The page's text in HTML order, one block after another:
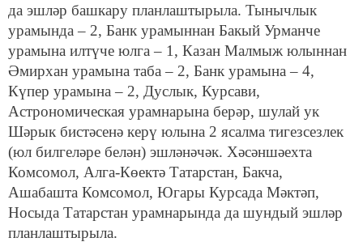
да эшләр башкару планлаштырыла. Тынычлык
урамында – 2, Банк урамыннан Бакый Урманче
урамына илтүче юлга – 1, Казан Малмыж юлыннан
Әмирхан урамына таба – 2, Банк урамына – 4,
Күпер урамына – 2, Дуслык, Курсави,
Астрономическая урамнарына берәр, шулай ук
Шәрык бистәсенә керү юлына 2 ясалма тигезсезлек
(юл билгеләре белән) эшләнәчәк. Хәсәншәехта
Комсомол, Алга-Көектә Татарстан, Бакча,
Ашабашта Комсомол, Югары Курсада Мәктәп,
Носыда Татарстан урамнарында да шундый эшләр
планлаштырыла.